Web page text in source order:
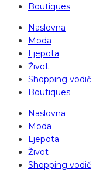
Boutiques
Naslovna
Moda
Ljepota
Život
Shopping vodič
Boutiques
Naslovna
Moda
Ljepota
Život
Shopping vodič